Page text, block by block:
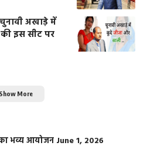
अखाड़े में
इस सीट पर
Show More
भव्य आयोजन June 1, 2026